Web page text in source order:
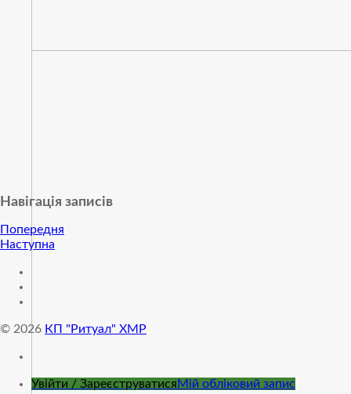
Навігація записів
Попередня
Наступна
© 2026 КП "Ритуал" ХМР
Увійти / ЗареєструватисяМій обліковий запис